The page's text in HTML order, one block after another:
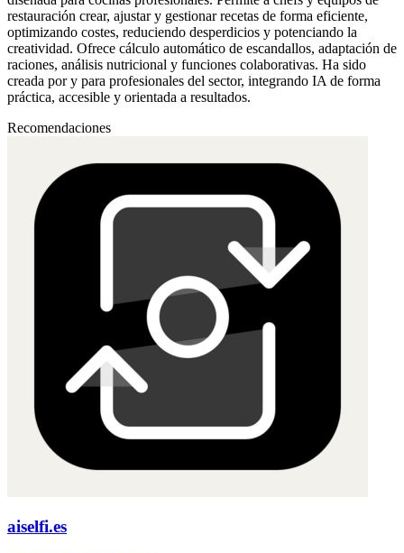
restauración crear, ajustar y gestionar recetas de forma eficiente,
optimizando costes, reduciendo desperdicios y potenciando la
creatividad. Ofrece cálculo automático de escandallos, adaptación de
raciones, análisis nutricional y funciones colaborativas. Ha sido
creada por y para profesionales del sector, integrando IA de forma
práctica, accesible y orientada a resultados.
Recomendaciones
aiselfi.es